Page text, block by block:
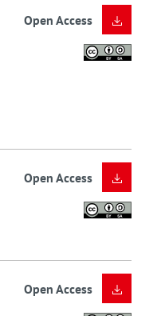
Open Access
Open Access
Open Access